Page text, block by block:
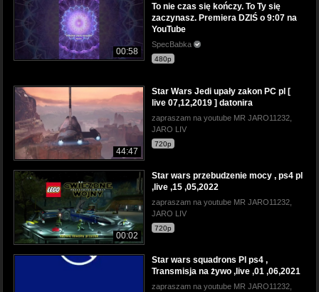
00:58
To nie czas się kończy. To Ty się
zaczynasz. Premiera DZIŚ o 9:07 na
YouTube
SpecBabka
480p
44:47
Star Wars Jedi upały zakon PC pl [
live 07,12,2019 ] datonira
zapraszam na youtube MR JARO11232,
JARO LIV
720p
00:02
Star wars przebudzenie mocy , ps4 pl
,live ,15 ,05,2022
zapraszam na youtube MR JARO11232,
JARO LIV
720p
Star wars squadrons Pl ps4 ,
Transmisja na żywo ,live ,01 ,06,2021
zapraszam na youtube MR JARO11232,